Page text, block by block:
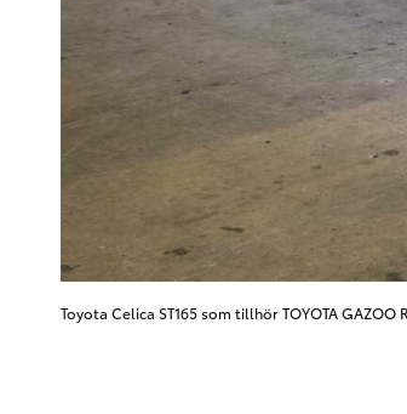
Toyota Celica ST165 som tillhör TOYOTA